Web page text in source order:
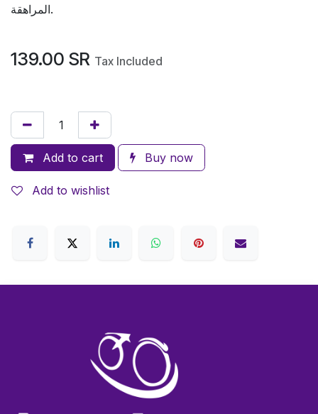
المراهقة.
139.00 SR Tax Included
Add to cart Buy now
Add to wishlist